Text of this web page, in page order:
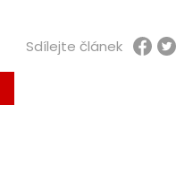
Sdílejte článek